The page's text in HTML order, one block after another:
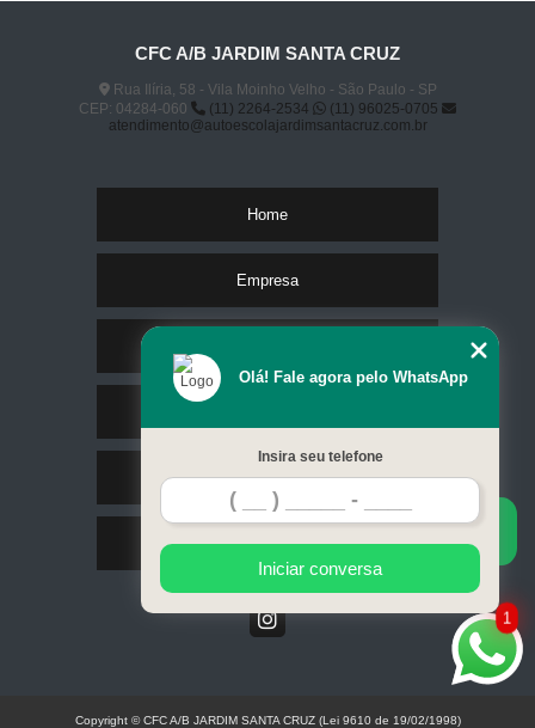
CFC A/B JARDIM SANTA CRUZ
Rua Ilíria, 58 - Vila Moinho Velho - São Paulo - SP
CEP: 04284-060
(11) 2264-2534
(11) 96025-0705
atendimento@autoescolajardimsantacruz.com.br
Home
Empresa
Contato
Mapa do site
1
Olá! Fale agora pelo WhatsApp
Insira seu telefone
Iniciar conversa
Copyright © CFC A/B JARDIM SANTA CRUZ (Lei 9610 de 19/02/1998)